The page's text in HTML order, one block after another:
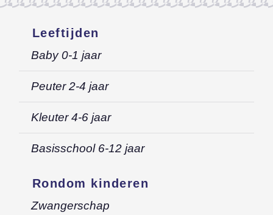
Leeftijden
Baby 0-1 jaar
Peuter 2-4 jaar
Kleuter 4-6 jaar
Basisschool 6-12 jaar
Rondom kinderen
Zwangerschap